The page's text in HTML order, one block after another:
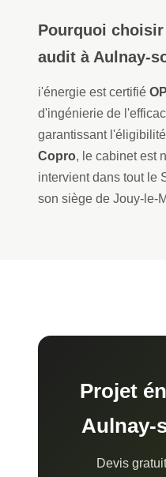
Pourquoi
audit à Aulnay-
i'énergie est certifié
d'ingénierie de
garantissant
Copro, le cabinet est
intervient dans tout le
son siège de Jouy-le-
Projet
Aulnay-
Devis